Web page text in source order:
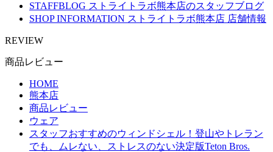
STAFFBLOG ストライトラボ熊本店のスタッフブログ
SHOP INFORMATION ストライトラボ熊本店 店舗情報
REVIEW
商品レビュー
HOME
熊本店
商品レビュー
ウェア
スタッフおすすめのウィンドシェル！登山やトレラン
でも、ムレない、ストレスのない決定版Teton Bros.